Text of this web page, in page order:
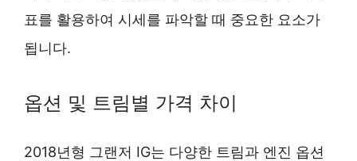
표를 활용하여 시세를 파악할 때 중요한 요소가
됩니다.
옵션 및 트림별 가격 차이
2018년형 그랜저 IG는 다양한 트림과 엔진 옵션